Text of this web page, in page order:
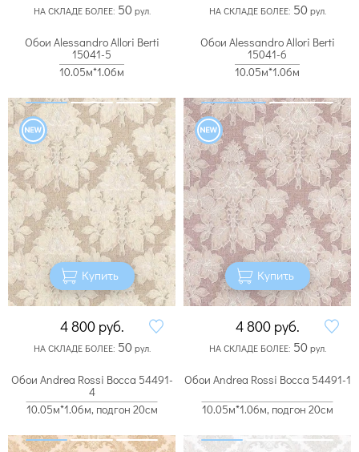
НА СКЛАДЕ БОЛЕЕ: 50рул. НА СКЛАДЕ БОЛЕЕ: 50рул.
Обои Alessandro Allori Berti
15041-5
10.05м*1.06м
Купить
4 800 руб.
НА СКЛАДЕ БОЛЕЕ: 50рул.
Обои Alessandro Allori Berti
15041-6
10.05м*1.06м
Купить
4 800 руб.
НА СКЛАДЕ БОЛЕЕ: 50рул.
Обои Andrea Rossi Bocca 54491-
4
10.05м*1.06м, подгон 20см
Обои Andrea Rossi Bocca 54491-1
10.05м*1.06м, подгон 20см